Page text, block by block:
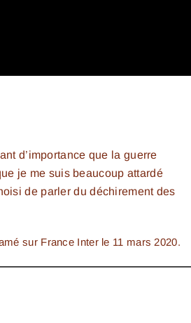
d’importance que la guerre
je me suis beaucoup attardé
de parler du déchirement des
sur France Interle 11 mars 2020.